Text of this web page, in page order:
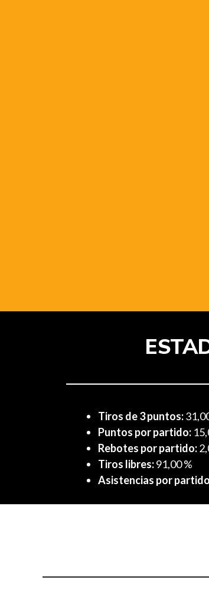
Tiros de 3 puntos:
Puntos por partido:
Rebotes por partido:
Tiros libres:91,00 %
Asistencias por